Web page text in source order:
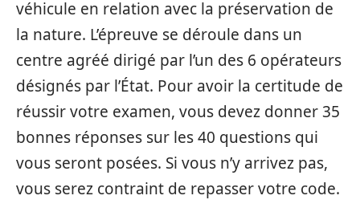
véhicule en relation avec la préservation de
la nature. L’épreuve se déroule dans un
centre agréé dirigé par l’un des 6 opérateurs
désignés par l’État. Pour avoir la certitude de
réussir votre examen, vous devez donner 35
bonnes réponses sur les 40 questions qui
vous seront posées. Si vous n’y arrivez pas,
vous serez contraint de repasser votre code.